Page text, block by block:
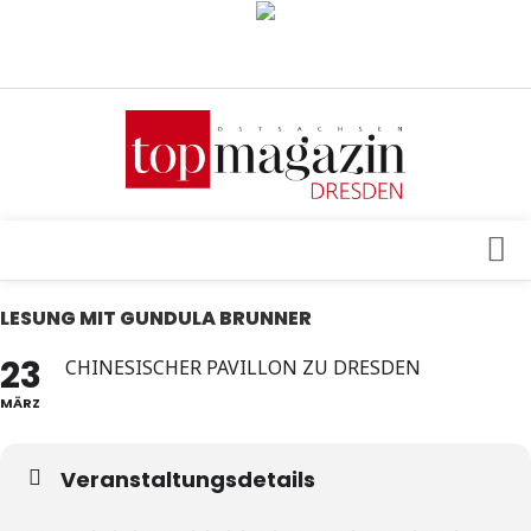
Verkaufsstellen
Mediadaten
Genuss
gesund & schön
LESUNG MIT GUNDULA BRUNNER
23
MÄRZ
CHINESISCHER PAVILLON ZU DRESDEN
Veranstaltungsdetails